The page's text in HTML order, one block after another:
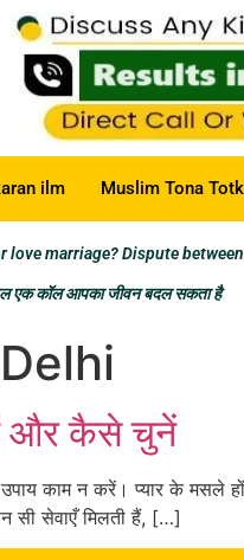
ilm Muslim Tona
love marriage? Dispute
एक कॉल आपका जीवन बदल सकता है
और कैसे चुनें
काम न करें। प्यार के मसले
सी सेवाएँ मिलती हैं, […]